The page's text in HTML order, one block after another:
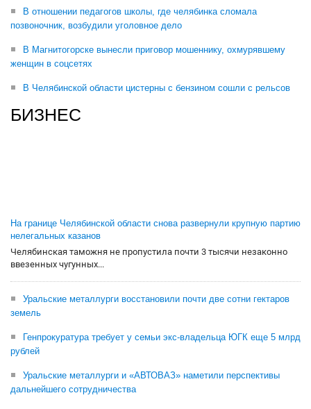
В отношении педагогов школы, где челябинка сломала
позвоночник, возбудили уголовное дело
В Магнитогорске вынесли приговор мошеннику, охмурявшему
женщин в соцсетях
В Челябинской области цистерны с бензином сошли с рельсов
БИЗНЕС
На границе Челябинской области снова развернули крупную партию
нелегальных казанов
Челябинская таможня не пропустила почти 3 тысячи незаконно
ввезенных чугунных...
Уральские металлурги восстановили почти две сотни гектаров
земель
Генпрокуратура требует у семьи экс-владельца ЮГК еще 5 млрд
рублей
Уральские металлурги и «АВТОВАЗ» наметили перспективы
дальнейшего сотрудничества